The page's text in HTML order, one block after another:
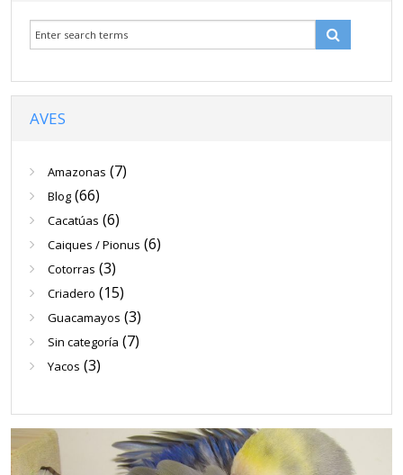
Venta
AVES
Amazonas (7)
Blog (66)
Cacatúas (6)
Caiques / Pionus (6)
Cotorras (3)
Criadero (15)
Guacamayos (3)
Sin categoría (7)
Yacos (3)